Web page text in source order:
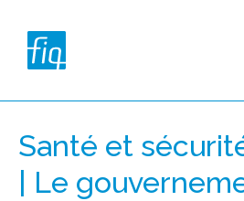
Santé et
| Le